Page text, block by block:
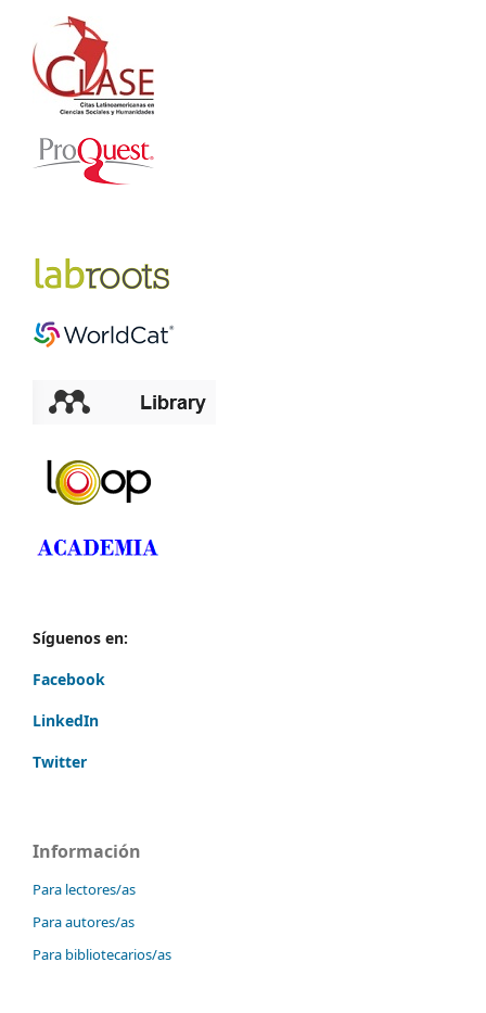
Síguenos en:
Facebook
LinkedIn
Twitter
Información
Para lectores/as
Para autores/as
Para bibliotecarios/as